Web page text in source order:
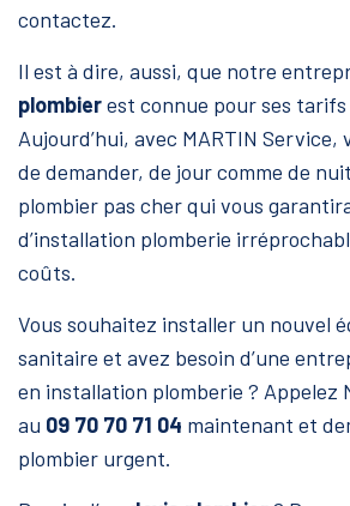
contactez.
Il est à dire, aussi, que notre
plombierest connue pour ses tarifs
Aujourd’hui, avec MARTIN Service,
de demander, de jour comme de
plombier pas cher qui vous
d’installation plomberie
coûts.
Vous souhaitez installer un nouvel
sanitaire et avez besoin d’une
en installation plomberie ? Appelez
au 09 70 70 71 04 maintenant et
plombier urgent.